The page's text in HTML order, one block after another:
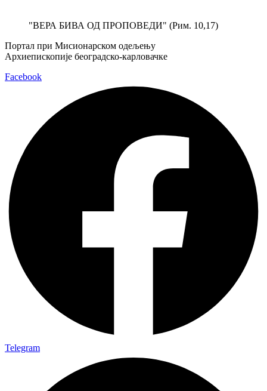
"ВЕРА БИВА ОД ПРОПОВЕДИ" (Рим. 10,17)
Портал при Мисионарском одељењу
Архиепископије београдско-карловачке
Facebook
Telegram